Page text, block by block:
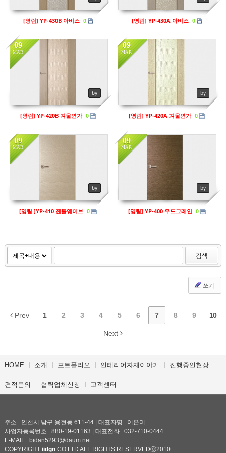
[영림] YP-430B 아비스 0 [영림] YP-430A 아비스 0
09
MAR
by
[영림] YP-420B 겨울연가 0
09
MAR
by
[영림] YP-420A 겨울연가 0
09
MAR
by
프리미엄도어
[영림 ]YP-410 젠틀웨이브 0
09
MAR
by
프리미엄도어
[영림] YP-400 우드그레인 0
검색
쓰기
Prev 1 2 3 4 5 6 7 8 9 10
Next
HOME 소개 포트폴리오 인테리어자재이야기 진행중인현장
견적문의 협력업체신청 고객센터
주소 : 인천시 남구 용현동 611-44 | 대표자명 : 이은미
사업자등록번호 : 880-19-01163 | 대표전화 : 032-710-0444
E-MAIL : bidan5293@daum.net
COPYRIGHT iidgnCO.LTD ALL RIGHTS RESERVEDⓒ2010